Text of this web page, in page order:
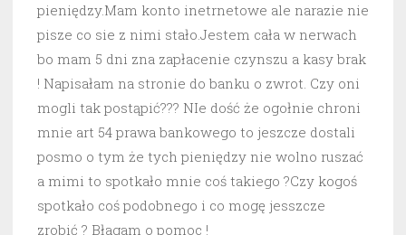
pieniędzy.Mam konto inetrnetowe ale narazie nie
pisze co sie z nimi stało.Jestem cała w nerwach
bo mam 5 dni zna zapłacenie czynszu a kasy brak
! Napisałam na stronie do banku o zwrot. Czy oni
mogli tak postąpić??? NIe dość że ogołnie chroni
mnie art 54 prawa bankowego to jeszcze dostali
posmo o tym że tych pieniędzy nie wolno ruszać
a mimi to spotkało mnie coś takiego ?Czy kogoś
spotkało coś podobnego i co mogę jesszcze
zrobić ? Błagam o pomoc !